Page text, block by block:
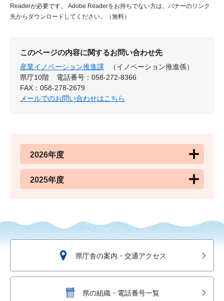
Readerが必要です。
Adobe Readerをお持ちでない方は、バナーのリンク
先からダウンロードしてください。（無料）
このページの内容に関するお問い合わせ先
産業イノベーション推進課
（イノベーション推進係）
県庁10階
電話番号：058-272-8366
FAX：058-278-2679
メールでのお問い合わせはこちら
2026年度
2025年度
県庁舎の案内・交通アクセス
県の組織・電話番号一覧